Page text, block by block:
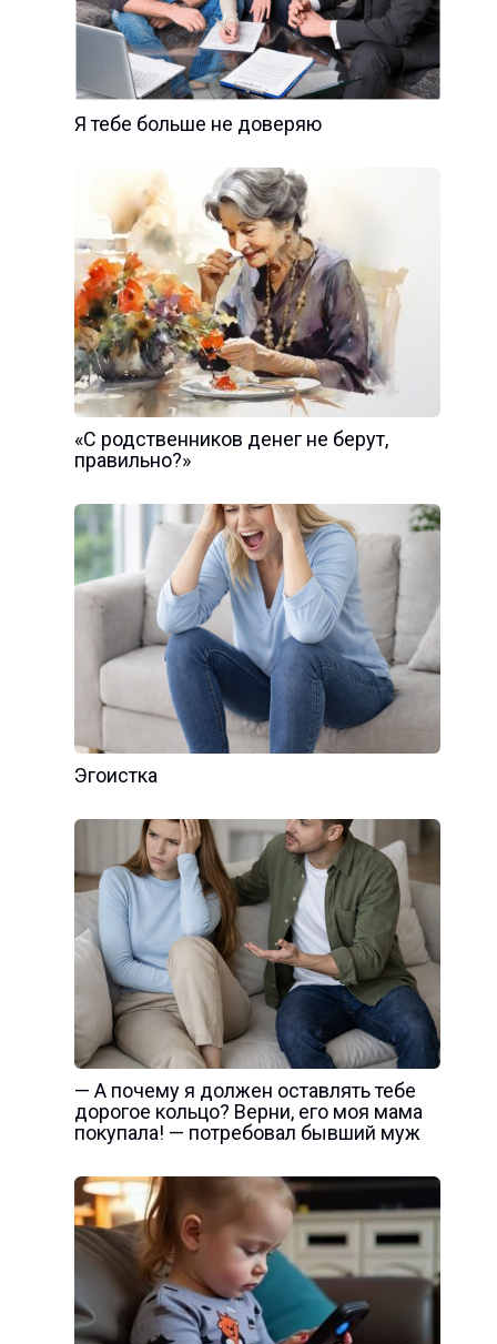
Я тебе больше не доверяю
«С родственников денег не берут,
правильно?»
Эгоистка
— А почему я должен оставлять тебе
дорогое кольцо? Верни, его моя мама
покупала! — потребовал бывший муж